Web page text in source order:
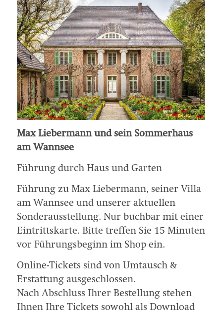
Max Liebermann und sein Sommerhaus
am Wannsee
Führung durch Haus und Garten
Führung zu Max Liebermann, seiner Villa
am Wannsee und unserer aktuellen
Sonderausstellung. Nur buchbar mit einer
Eintrittskarte. Bitte treffen Sie 15 Minuten
vor Führungsbeginn im Shop ein.
Online-Tickets sind von Umtausch &
Erstattung ausgeschlossen.
Nach Abschluss Ihrer Bestellung stehen
Ihnen Ihre Tickets sowohl als Download